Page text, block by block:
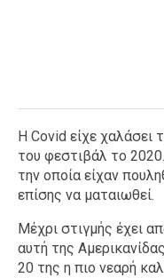
Η Covid είχε χαλάσει
του φεστιβάλ το
την οποία είχαν
επίσης να ματαιωθεί.
Μέχρι στιγμής έχει
αυτή της
20 της η πιο νεαρή